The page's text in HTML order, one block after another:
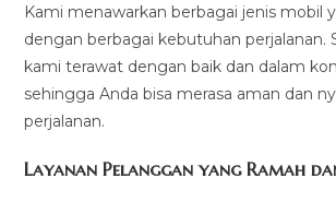
Kami menawarkan berbagai jenis mobil
dengan berbagai kebutuhan perjalanan.
kami terawat dengan baik dan dalam
sehingga Anda bisa merasa aman dan
perjalanan.
Layanan Pelanggan yang Ramah